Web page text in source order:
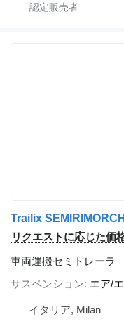
Trailix
リクエストに応じた価
車両運搬セミトレーラ
サスペンション エア/
イタリア, Milan